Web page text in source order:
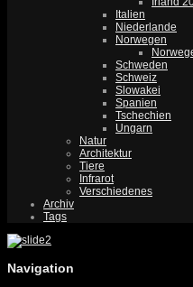
Italien
Niederlande
Norwegen
Schweden
Schweiz
Slowakei
Spanien
Tschechien
Ungarn
Natur
Architektur
Tiere
Infrarot
Verschiedenes
Archiv
Tags
Navigation